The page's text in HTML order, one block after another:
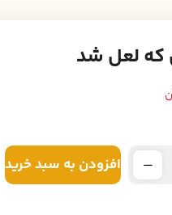
که لعل شد
افزودن به سبد خرید